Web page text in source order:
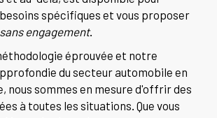
spécifiques et vous proposer
engagement.
éprouvée et notre
du secteur automobile en
nous sommes en mesure d'offrir des
à toutes les situations. Que vous